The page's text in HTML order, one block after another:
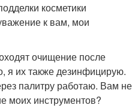
косметики
к вам, мои
очищение после
я их также дезинфицирую.
палитру работаю. Вам не
моих инструментов?